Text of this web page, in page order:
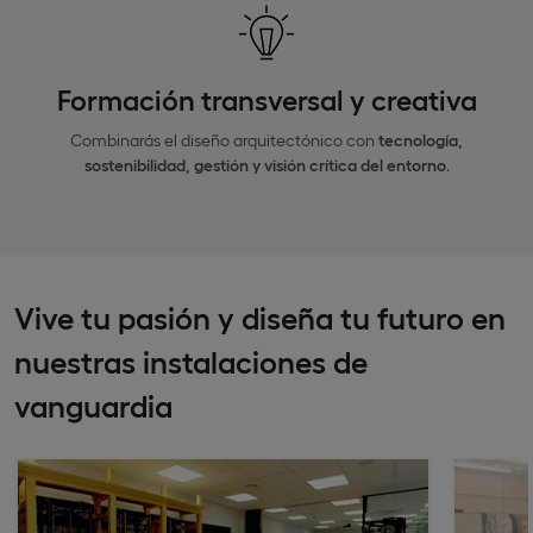
Formación transversal y creativa
Combinarás el diseño arquitectónico con tecnología,
sostenibilidad, gestión y visión crítica del entorno.
Vive tu pasión y diseña tu futuro en
nuestras instalaciones de
vanguardia